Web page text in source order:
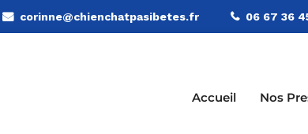
corinne@chienchatpasibetes.fr 06 67 36
Accueil Nos